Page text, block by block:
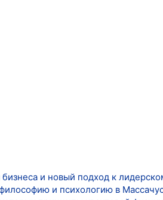
и новый подход к
и психологию в